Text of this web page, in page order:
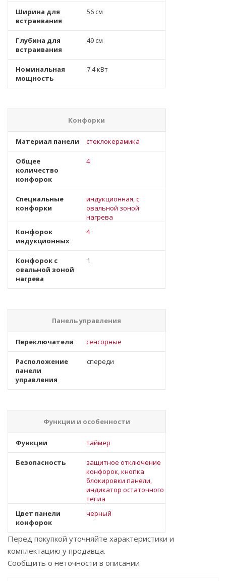
Ширина для
встраивания
56 см
Глубина для
встраивания
49 см
Номинальная
мощность
7.4 кВт
Конфорки
Материал панели стеклокерамика
Общее
количество
конфорок
4
Специальные
конфорки
индукционная, с
овальной зоной
нагрева
Конфорок
индукционных
4
Конфорок с
овальной зоной
нагрева
1
Панель управления
Переключатели сенсорные
Расположение
панели
управления
спереди
Функции и особенности
Функции таймер
Безопасность
защитное отключение
конфорок, кнопка
блокировки панели,
индикатор остаточного
тепла
Цвет панели
конфорок
черный
Перед покупкой уточняйте характеристики и
комплектацию у продавца.
Сообщить о неточности в описании